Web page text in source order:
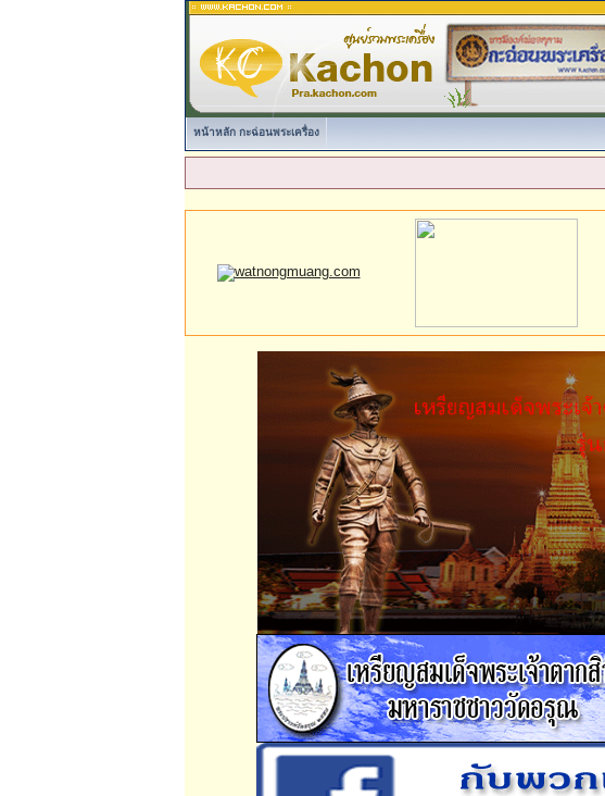
หน้าหลัก กะฉ่อนพระเครื่อง